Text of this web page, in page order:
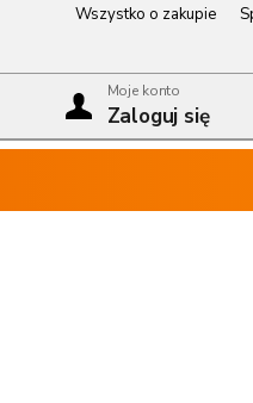
Wszystko o zakupie
Moje konto
Zaloguj się